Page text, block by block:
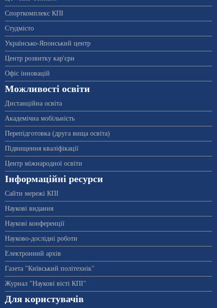
Спорткомплекс КПІ
Студмісто
Українсько-Японський центр
Центр розвитку кар'єри
Офіс інновацій
Можливості освіти
Дистанційна освіта
Академічна мобільність
Перепідготовка (друга вища освіта)
Підвищення кваліфікації
Центр міжнародної освіти
Інформаційні ресурси
Сайти мережі КПІ
Наукові видання
Наукові конференції
Науково-дослідні роботи
Електронний архів
Газета "Київський політехнік"
Журнал "Наукові вісті КПІ"
Для користувачів